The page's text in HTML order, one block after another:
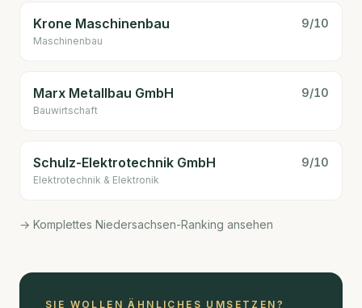
Krone Maschinenbau 9/10
Maschinenbau
Marx Metallbau GmbH 9/10
Bauwirtschaft
Schulz-Elektrotechnik GmbH 9/10
Elektrotechnik & Elektronik
→ Komplettes Niedersachsen-Ranking ansehen
SIE WOLLEN ÄHNLICHES UMSETZEN?